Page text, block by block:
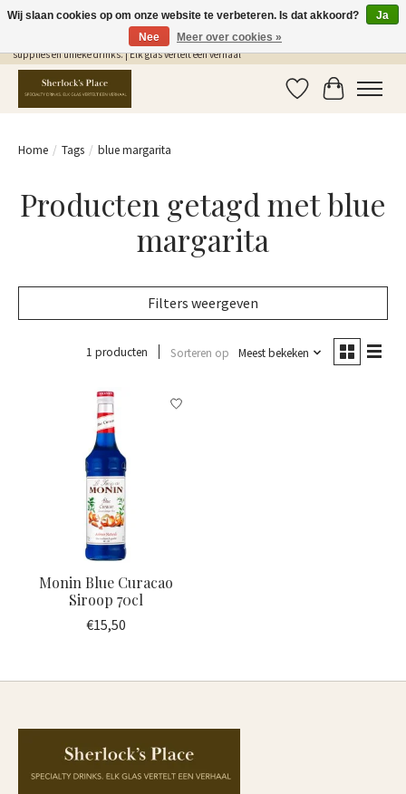
Gratis Verzending in NL vanaf €75,- | Sherlocks Place: dé plek voor MONIN siropen, bar
supplies en unieke drinks. | Elk glas vertelt een verhaal
Verlanglijst
Home / Tags / blue margarita
Producten getagd met blue
margarita
Filters weergeven
1 producten Sorteren op Meest bekeken
Monin Blue Curacao
Siroop 70cl
€15,50
Wij slaan cookies op om onze website te verbeteren. Is dat akkoord?
Ja
Nee
Meer over cookies »